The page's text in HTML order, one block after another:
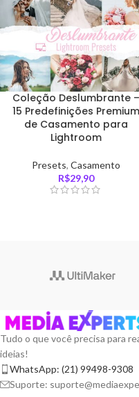
Coleção Deslumbrante –
15 Predefinições Premium
de Casamento para
Lightroom
Presets, Casamento
R$29,90
Tudo o que você precisa para
ideias!
WhatsApp: (21) 99498-9308
Suporte: